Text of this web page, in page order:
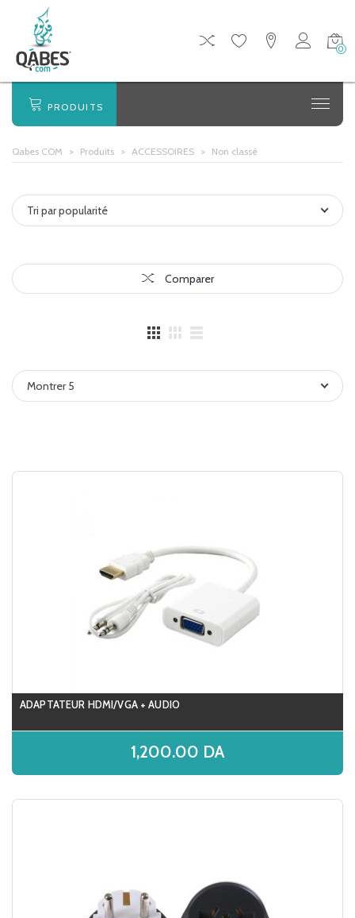
0
PRODUITS
Qabes COM > Produits > ACCESSOIRES > Non classé
Tri par popularité
Comparer
Montrer 5
ADAPTATEUR HDMI/VGA + AUDIO
1,200.00 DA